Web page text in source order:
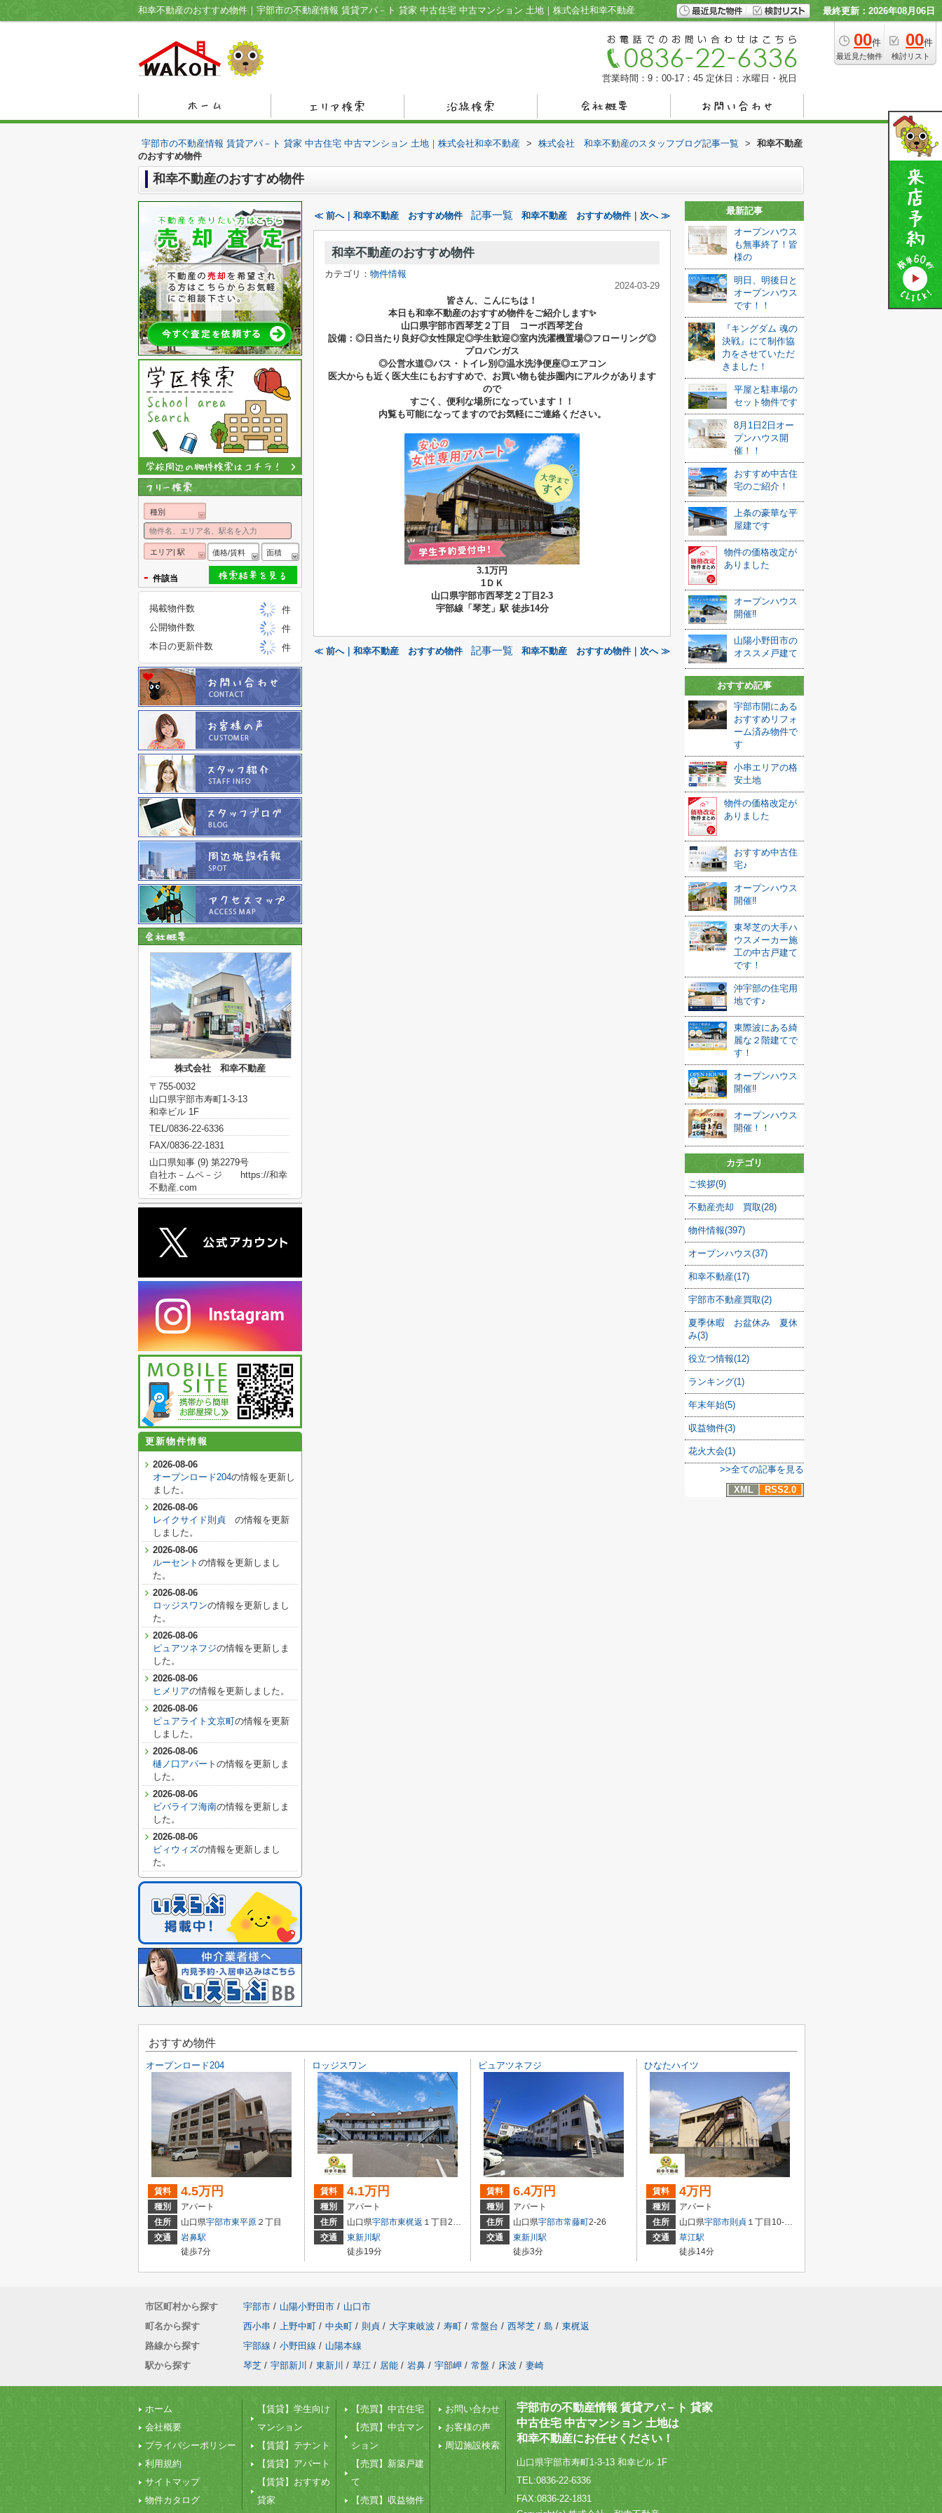
和幸不動産のおすすめ物件｜宇部市の不動産情報 賃貸アパ－ト 貸家 中古住宅 中古マンション 土地｜株式会社和幸不動産 最終更新：2026年08月06日
00件
最近見た物件
00件
検討リスト
営業時間：9：00-17：45 定休日：水曜日・祝日
宇部市の不動産情報 賃貸アパ－ト 貸家 中古住宅 中古マンション 土地｜株式会社和幸不動産 > 株式会社 和幸不動産のスタッフブログ記事一覧 >
和幸不動産
のおすすめ物件
和幸不動産のおすすめ物件
≪ 前へ｜和幸不動産 おすすめ物件 記事一覧 和幸不動産 おすすめ物件｜次へ ≫
和幸不動産のおすすめ物件
カテゴリ： 物件情報
2024-03-29
皆さん、こんにちは！
本日も和幸不動産のおすすめ物件をご紹介します✨
山口県宇部市西琴芝２丁目 コーポ西琴芝台
設備：◎日当たり良好◎女性限定◎学生歓迎◎室内洗濯機置場◎フローリング◎
プロパンガス
◎公営水道◎バス・トイレ別◎温水洗浄便座◎エアコン
医大からも近く医大生にもおすすめで、お買い物も徒歩圏内にアルクがあります
ので
すごく、便利な場所になっています！！
内覧も可能になってますのでお気軽にご連絡ください。
3.1万円
1ＤＫ
山口県宇部市西琴芝２丁目2-3
宇部線「琴芝」駅 徒歩14分
≪ 前へ｜和幸不動産 おすすめ物件 記事一覧 和幸不動産 おすすめ物件｜次へ ≫
最新記事
オープンハウス
も無事終了！皆
様の
明日、明後日と
オープンハウス
です！！
『キングダム 魂の
決戦』にて制作協
力をさせていただ
きました！
平屋と駐車場の
セット物件です
8月1日2日オー
プンハウス開
催！！
おすすめ中古住
宅のご紹介！
上条の豪華な平
屋建です
物件の価格改定が
ありました
オープンハウス
開催‼
山陽小野田市の
オススメ戸建て
おすすめ記事
宇部市開にある
おすすめリフォ
ーム済み物件で
す
小串エリアの格
安土地
物件の価格改定が
ありました
おすすめ中古住
宅♪
オープンハウス
開催‼
東琴芝の大手ハ
ウスメーカー施
工の中古戸建て
です！
沖宇部の住宅用
地です♪
東際波にある綺
麗な２階建てで
す！
オープンハウス
開催‼
オープンハウス
開催！！
カテゴリ
ご挨拶(9)
不動産売却 買取(28)
物件情報(397)
オープンハウス(37)
和幸不動産(17)
宇部市不動産買取(2)
夏季休暇 お盆休み 夏休
み(3)
役立つ情報(12)
ランキング(1)
年末年始(5)
収益物件(3)
花火大会(1)
>>全ての記事を見る
XML
RSS2.0
種別
エリア| 駅 価格/賃料 面積
- 件該当
掲載物件数
件
公開物件数
件
本日の更新件数
件
株式会社 和幸不動産
〒755-0032
山口県宇部市寿町1-3-13
和幸ビル 1F
TEL/0836-22-6336
FAX/0836-22-1831
山口県知事 (9) 第2279号
自社ホ－ムペ－ジ https://和幸
不動産.com
更新物件情報
2026-08-06
オープンロード204の情報を更新し
ました。
2026-08-06
レイクサイド則貞 の情報を更新
しました。
2026-08-06
ルーセント の情報を更新しまし
た。
2026-08-06
ロッジスワンの情報を更新しまし
た。
2026-08-06
ピュアツネフジの情報を更新しま
した。
2026-08-06
ヒメリアの情報を更新しました。
2026-08-06
ピュアライト文京町の情報を更新
しました。
2026-08-06
樋ノ口アパート の情報を更新しま
した。
2026-08-06
ビバライフ海南の情報を更新しま
した。
2026-08-06
ビィウィズの情報を更新しまし
た。
おすすめ物件
オープンロード204
賃料 4.5万円
種別
アパート
住所
山口県宇部市東平原 ２丁目
交通
岩鼻駅
徒歩7分
ロッジスワン
賃料 4.1万円
種別
アパート
住所
山口県宇部市東梶返 １丁目2-32
交通
東新川駅
徒歩19分
ピュアツネフジ
賃料 6.4万円
種別
アパート
住所
山口県宇部市常藤町2-26
交通
東新川駅
徒歩3分
ひなたハイツ
賃料 4万円
種別
アパート
住所
山口県宇部市則貞 １丁目10-5-1
交通
草江駅
徒歩14分
市区町村から探す 宇部市 / 山陽小野田市 / 山口市
町名から探す
西小串 / 上野中町 / 中央町 / 則貞 / 大字東岐波 / 寿町 / 常盤台 / 西琴芝 / 島 / 東梶返
路線から探す
宇部線 / 小野田線 / 山陽本線
駅から探す
琴芝 / 宇部新川 / 東新川 / 草江 / 居能 / 岩鼻 / 宇部岬 / 常盤 / 床波 / 妻崎
ホーム
会社概要
プライバシーポリシー
利用規約
サイトマップ
物件カタログ
【賃貸】学生向け
マンション
【賃貸】テナント
【賃貸】アパート
【賃貸】おすすめ
貸家
【売買】中古住宅
【売買】中古マン
ション
【売買】新築戸建
て
【売買】収益物件
お問い合わせ
お客様の声
周辺施設検索
宇部市の不動産情報 賃貸アパ－ト 貸家
中古住宅 中古マンション 土地は
和幸不動産にお任せください！
山口県宇部市寿町1-3-13 和幸ビル 1F
TEL:0836-22-6336
FAX:0836-22-1831